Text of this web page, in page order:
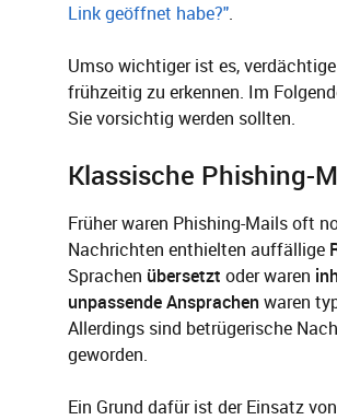
Link geöffnet habe?".
Umso wichtiger ist es,
frühzeitig zu erkennen. Im
Sie vorsichtig werden sollten.
Klassische Phishing-
Früher waren Phishing-Mails oft
Nachrichten enthielten auffällige
Sprachen übersetzt oder waren
unpassende Ansprachen waren
Allerdings sind betrügerische
geworden.
Ein Grund dafür ist der Einsatz